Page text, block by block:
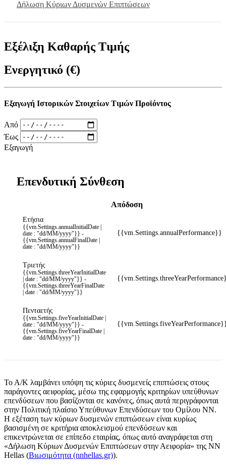
Δήλωση Κύριων Δυσμενών Επιπτώσεων
Εξέλιξη Καθαρής Τιμής
Ενεργητικό (€)
Εξαγωγή Ιστορικών Στοιχείων Τιμών Προϊόντος
Από
Έως
Εξαγωγή
Επενδυτική Σύνθεση
Απόδοση
Ετήσια
{{vm.Settings.annualInitialDate |
date : "dd/MM/yyyy"}} -
{{vm.Settings.annualFinalDate |
date : "dd/MM/yyyy"}}
{{vm.Settings.annualPerformance}}
Τριετής
{{vm.Settings.threeYearInitialDate
| date : "dd/MM/yyyy"}} -
{{vm.Settings.threeYearFinalDate
| date : "dd/MM/yyyy"}}
Πενταετής
{{vm.Settings.fiveYearInitialDate |
date : "dd/MM/yyyy"}} -
{{vm.Settings.fiveYearFinalDate |
date : "dd/MM/yyyy"}}
To A/K λαμβάνει υπόψη τις κύριες δυσμενείς επιπτώσεις στους
παράγοντες αειφορίας, μέσω της εφαρμογής κριτηρίων υπεύθυνων
επενδύσεων που βασίζονται σε κανόνες, όπως αυτά περιγράφονται
στην Πολιτική πλαίσιο Υπεύθυνων Επενδύσεων του Ομίλου NN.
Η εξέταση των κύριων δυσμενών επιπτώσεων είναι κυρίως
βασισμένη σε κριτήρια αποκλεισμού επενδύσεων και
επικεντρώνεται σε επίπεδο εταιρίας, όπως αυτό αναγράφεται στη
«Δήλωση Κύριων Δυσμενών Επιπτώσεων στην Αειφορία» της NN
Hellas (Βιωσιμότητα (nnhellas.gr)).